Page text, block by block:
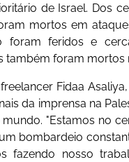
de Israel. Dos
mortos em
foram feridos e
também foram mortos
Fidaa
da imprensa na
"Estamos no
bombardeio
fazendo nosso